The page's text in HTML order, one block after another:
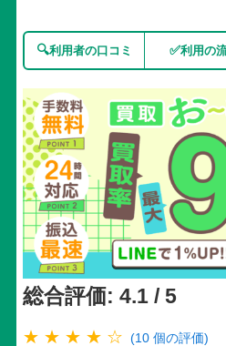
🔍利用者の口コミ ✅利用の
総合評価: 4.1 / 5
★ ★ ★ ★ ☆ (10 個の評価)